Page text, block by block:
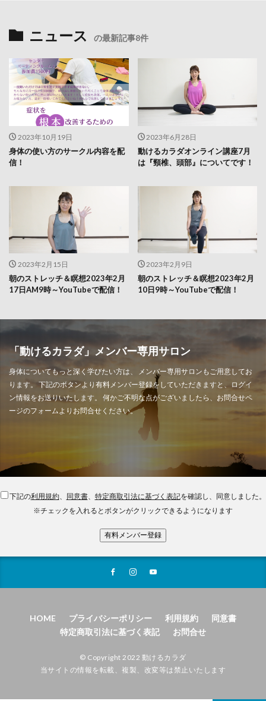
ニュース の最新記事8件
2023年10月19日
身体の使い方のサークル内容を配
信！
2023年6月28日
動けるカラダオンライン講座7月
は『頸椎、頭部』についてです！
2023年2月15日
朝のストレッチ＆瞑想2023年2月
17日AM9時～YouTubeで配信！
2023年2月9日
朝のストレッチ＆瞑想2023年2月
10日9時～YouTubeで配信！
「動けるカラダ」メンバー専用サロン
身体についてもっと深く学びたい方は、 メンバー専用サロンもご用意してお
ります。 下記のボタンより有料メンバー登録をしていただきますと、ログイ
ン情報をお送りいたします。 何かご不明な点がございましたら、お問合せペ
ージのフォームよりお問合せください。
下記の利用規約、 同意書、 特定商取引法に基づく表記を確認し、同意しました。
※チェックを入れるとボタンがクリックできるようになります
有料メンバー登録
HOME プライバシーポリシー 利用規約
同意書
特定商取引法に基づく表記
お問合せ
© Copyright 2022 動けるカラダ
当サイトの情報を転載、複製、改変等は禁止いたします